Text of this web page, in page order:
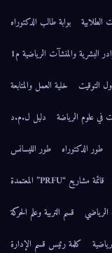
الطلابية
بوابة طالب الدكتوراه
البشرية والمنشآت الرياضية م1
التوقيت
خلية العمل والمتابعة
في علوم الرياضة
دليل ل.م.د
طور الدكتوراه
طور الليسانس
قائمة مشاريع “PRFU” المعتمدة
قسم التربية وعلم الحركة
كلمة رئيس قسم الإدارة